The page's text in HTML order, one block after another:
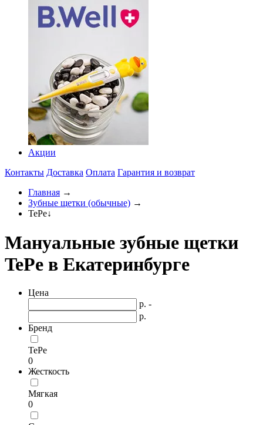
Акции
Контакты Доставка Оплата Гарантия и возврат
Главная →
Зубные щетки (обычные) →
TePe↓
Мануальные зубные щетки
TePe в Екатеринбурге
Цена
р. -
р.
Бренд
TePe
0
Жесткость
Мягкая
0